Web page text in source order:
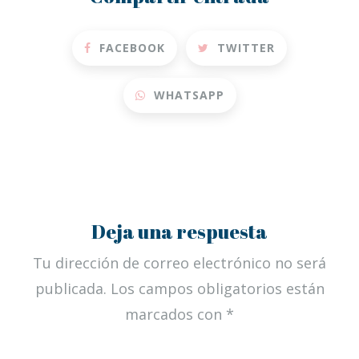
FACEBOOK TWITTER
WHATSAPP
Deja una respuesta
Tu dirección de correo electrónico no será
publicada. Los campos obligatorios están
marcados con *